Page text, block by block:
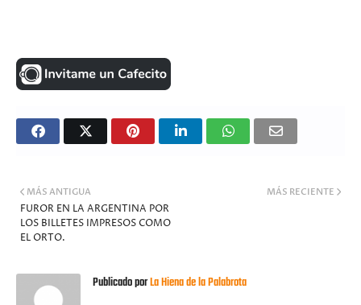
MÁS RECIENTE
MÁS ANTIGUA
FUROR EN LA ARGENTINA POR
LOS BILLETES IMPRESOS COMO
EL ORTO.
Publicado porLa Hiena de la Palabrota